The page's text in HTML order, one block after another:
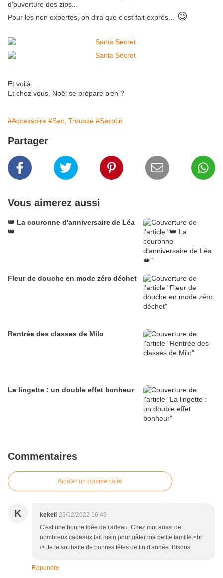
d'ouverture des zips...
Pour les non expertes, on dira que c'est fait exprès...
😉
Et voilà...
Et chez vous, Noël se prépare bien ?
#Accessoire #Sac, Trousse #Sacotin
Partager
Vous aimerez aussi
👑 La couronne d'anniversaire de Léa
👑
Fleur de douche en mode zéro déchet
Rentrée des classes de Milo
La lingette : un double effet bonheur
Commentaires
Ajouter un commentaire
K kekeli 23/12/2022 16:49
C'est une bonne idée de cadeau. Chez moi aussi de
nombreux cadeaux fait main pour gâter ma petite famille.<br
/> Je te souhaite de bonnes fêtes de fin d'année. Bisous
Répondre